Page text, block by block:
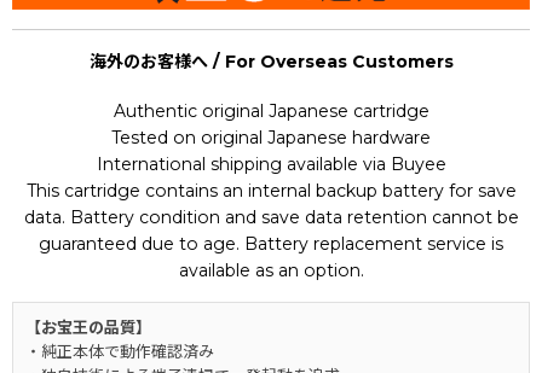
海外のお客様へ / For Overseas Customers
Authentic original Japanese cartridge
Tested on original Japanese hardware
International shipping available via Buyee
This cartridge contains an internal backup battery for save
data. Battery condition and save data retention cannot be
guaranteed due to age. Battery replacement service is
available as an option.
【お宝王の品質】
・純正本体で動作確認済み